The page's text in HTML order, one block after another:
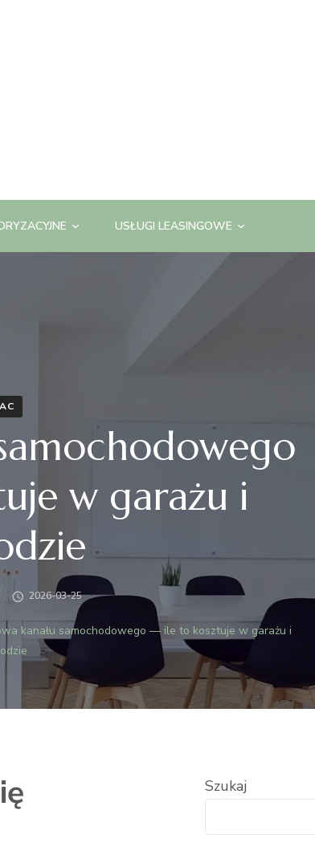
USŁUGI LEASINGOWE
AC
w garażu i
2026-03-25
kanału samochodowego — ile to kosztuje w garażu i
Szukaj